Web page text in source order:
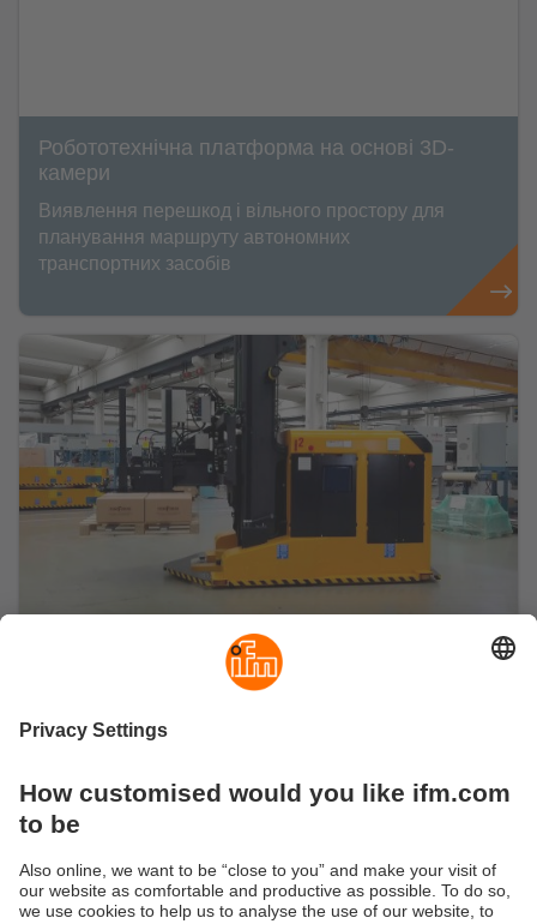
Робототехнічна платформа на основі 3D-
камери
Виявлення перешкод і вільного простору для
планування маршруту автономних
транспортних засобів
Для самохідних вилкових навантажувачів
від ifm, щоб гарантувати, що вила безпечно